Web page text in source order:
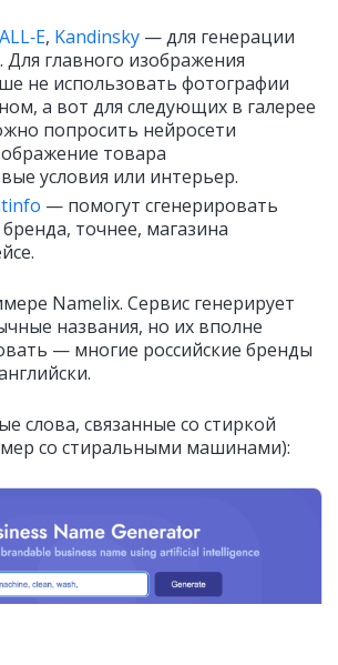
, Kandinsky — для генерации
главного изображения
не использовать фотографии
а вот для следующих в галерее
попросить нейросети
товара
условия или интерьер.
— помогут сгенерировать
точнее, магазина
Namelix. Сервис генерирует
названия, но их вполне
— многие российские бренды
слова, связанные со стиркой
со стиральными машинами):